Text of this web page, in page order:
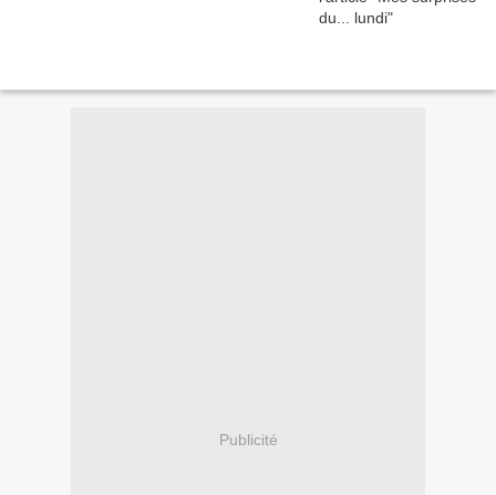
Publicité